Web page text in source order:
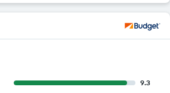
9.3